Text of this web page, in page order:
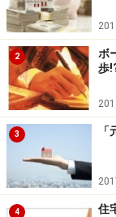
2
ボ
歩
3
4
住